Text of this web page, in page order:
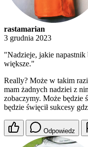
rastamarian
3 grudnia 2023
"Nadzieje, jakie
większe."
Really? Może w takim
mam żadnych nadziei z
zobaczymy. Może będzie
będzie święcił sukcesy
Odpowiedz